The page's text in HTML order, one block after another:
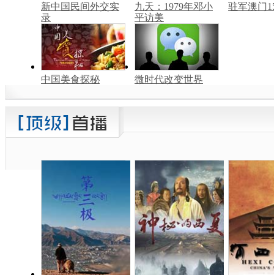
新中国民间外交实
录
九天：1979年邓小
平访美
驻军澳门
中国美食探秘 微时代改变世界